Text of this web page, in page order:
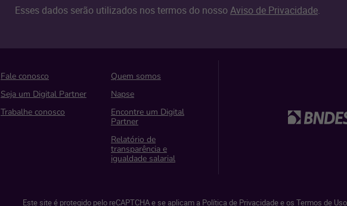
Esses dados serão utilizados nos termos do nossoAviso de Privacidade.
Fale conosco
Quem somos
Seja um Digital Partner
Napse
Trabalhe conosco
Encontre um Digital
Partner
Relatório de
transparência e
igualdade salarial
Este site é protegido pelo reCAPTCHA e se aplicam a Política de Privacidadee os Termos de